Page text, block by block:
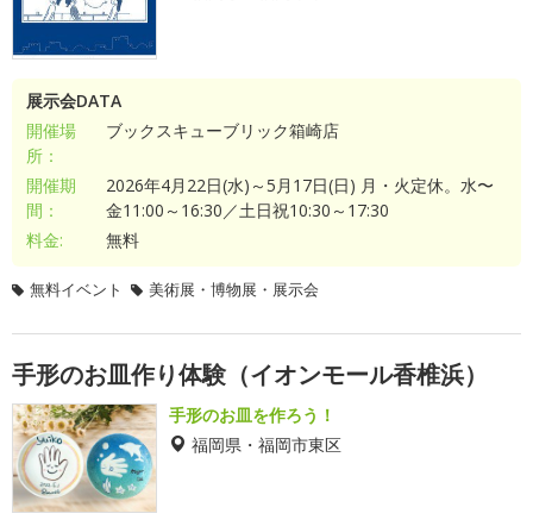
展示会DATA
開催場
所：
ブックスキューブリック箱崎店
開催期
間：
2026年4月22日(水)～5月17日(日) 月・火定休。水〜
金11:00～16:30／土日祝10:30～17:30
料金:
無料
無料イベント 美術展・博物展・展示会
手形のお皿作り体験（イオンモール香椎浜）
手形のお皿を作ろう！
福岡県・福岡市東区